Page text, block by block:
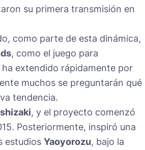
su primera transmisión en
como parte de esta dinámica,
, como el juego para
extendido rápidamente por
muchos se preguntarán qué
tendencia.
, y el proyecto comenzó
Posteriormente, inspiró una
estudios Yaoyorozu, bajo la